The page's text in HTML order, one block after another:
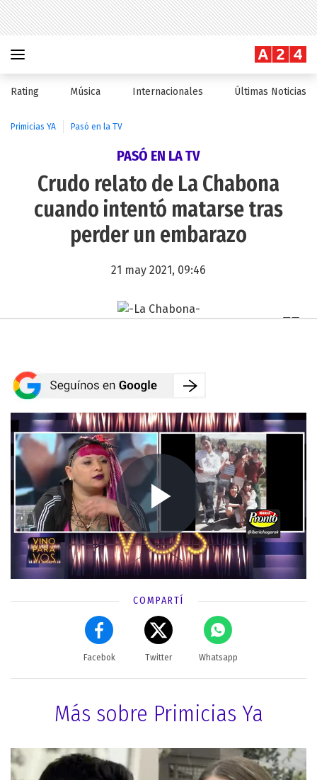
Rating Música Internacionales Últimas Noticias
Primicias YA Pasó en la TV
PASÓ EN LA TV
Crudo relato de La Chabona
cuando intentó matarse tras
perder un embarazo
21 may 2021, 09:46
COMPARTÍ
Facebok Twitter Whatsapp
Más sobre Primicias Ya